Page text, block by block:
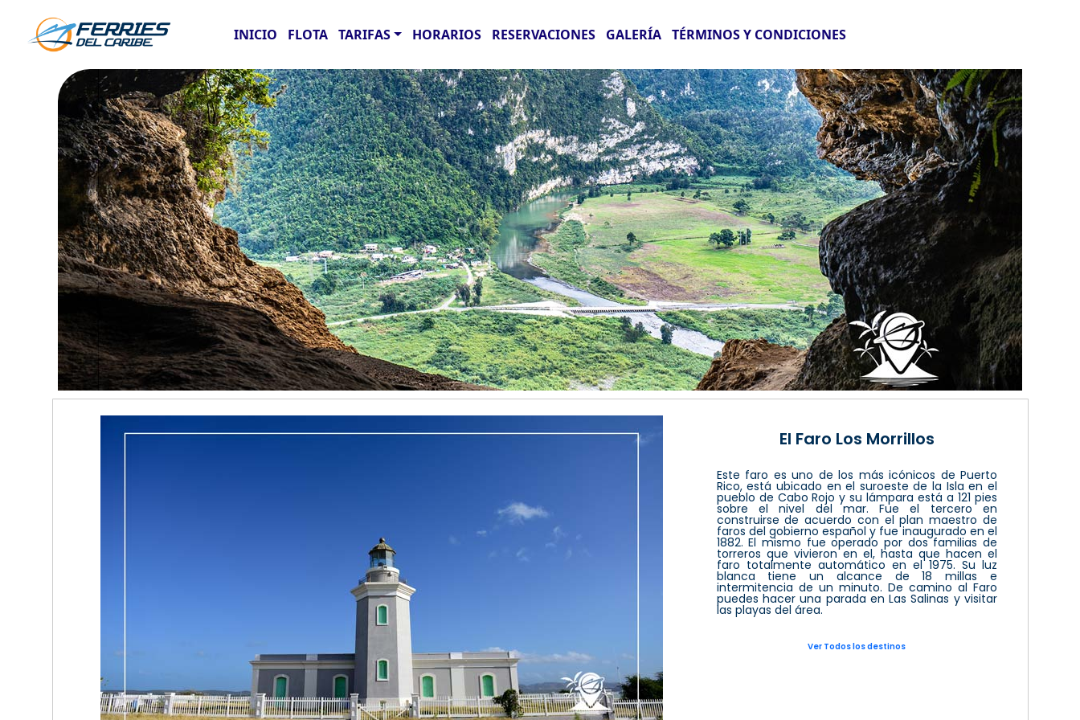
INICIO FLOTA TARIFAS HORARIOS RESERVACIONES GALERÍA TÉRMINOS Y CONDICIONES
El Faro Los Morrillos
Este faro es uno de los más icónicos de Puerto
Rico, está ubicado en el suroeste de la Isla en el
pueblo de Cabo Rojo y su lámpara está a 121 pies
sobre el nivel del mar. Fue el tercero en
construirse de acuerdo con el plan maestro de
faros del gobierno español y fue inaugurado en el
1882. El mismo fue operado por dos familias de
torreros que vivieron en el, hasta que hacen el
faro totalmente automático en el 1975. Su luz
blanca tiene un alcance de 18 millas e
intermitencia de un minuto. De camino al Faro
puedes hacer una parada en Las Salinas y visitar
las playas del área.
Ver Todos los destinos